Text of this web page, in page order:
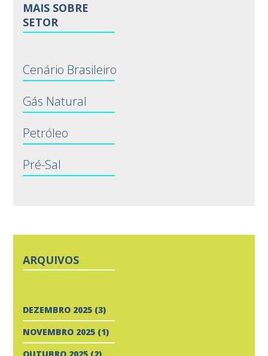
MAIS SOBRE
SETOR
Cenário Brasileiro
Gás Natural
Petróleo
Pré-Sal
ARQUIVOS
DEZEMBRO 2025 (3)
NOVEMBRO 2025 (1)